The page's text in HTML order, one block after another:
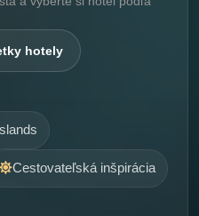
hotely
Cestovateľská inšpirácia